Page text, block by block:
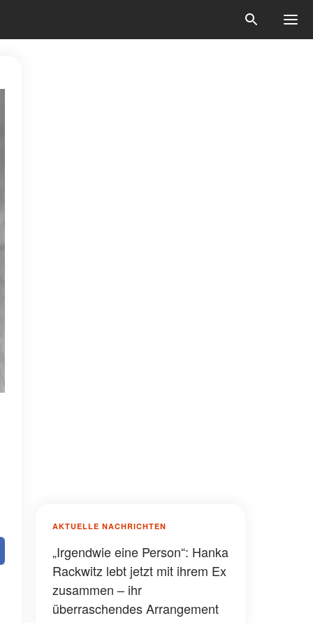
AKTUELLE NACHRICHTEN
„Irgendwie eine Person“: Hanka
Rackwitz lebt jetzt mit ihrem Ex
zusammen – ihr
überraschendes Arrangement